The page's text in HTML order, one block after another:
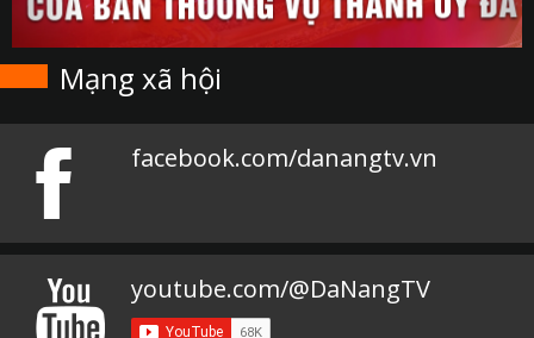
Mạng xã hội
facebook.com/danangtv.vn
youtube.com/@DaNangTV